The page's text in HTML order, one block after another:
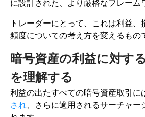
に設計された、より厳格なフレーム
トレーダーにとって、これは利益、
頻度についての考え方を変えるもの
暗号資産の利益に対す
を理解する
利益の出たすべての暗号資産取引に
され、さらに適用されるサーチャー